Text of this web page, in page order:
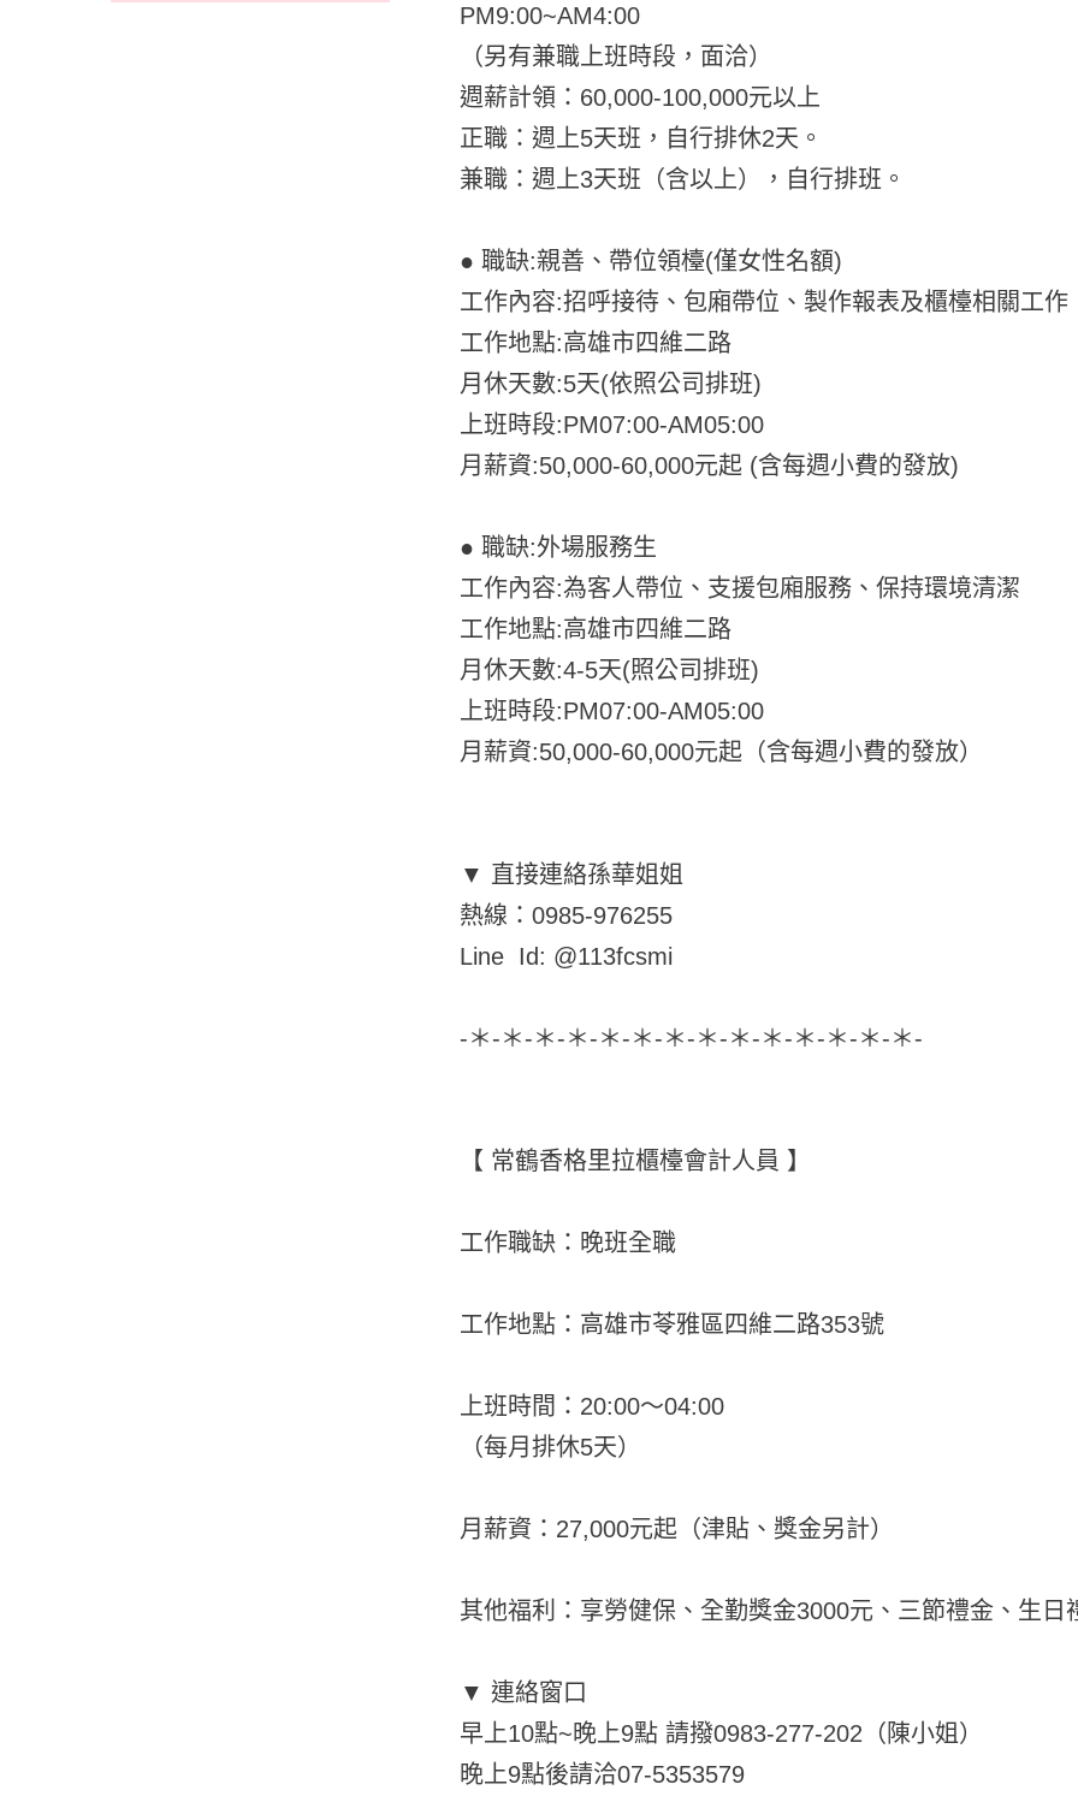
PM9:00~AM4:00
（另有兼職上班時段，面洽）
週薪計領：60,000-100,000元以上
正職：週上5天班，自行排休2天。
兼職：週上3天班（含以上），自行排班。
● 職缺:親善、帶位領檯(僅女性名額)
工作內容:招呼接待、包廂帶位、製作報表及櫃檯相關工作
工作地點:高雄市四維二路
月休天數:5天(依照公司排班)
上班時段:PM07:00-AM05:00
月薪資:50,000-60,000元起 (含每週小費的發放)
● 職缺:外場服務生
工作內容:為客人帶位、支援包廂服務、保持環境清潔
工作地點:高雄市四維二路
月休天數:4-5天(照公司排班)
上班時段:PM07:00-AM05:00
月薪資:50,000-60,000元起（含每週小費的發放）
▼ 直接連絡孫華姐姐
熱線：0985-976255
Line Id: @113fcsmi
-＊-＊-＊-＊-＊-＊-＊-＊-＊-＊-＊-＊-＊-＊-
【 常鶴香格里拉櫃檯會計人員 】
工作職缺：晚班全職
工作地點：高雄市苓雅區四維二路353號
上班時間：20:00～04:00
（每月排休5天）
月薪資：27,000元起（津貼、獎金另計）
其他福利：享勞健保、全勤獎金3000元、三節禮金、生日
▼ 連絡窗口
早上10點~晚上9點 請撥0983-277-202（陳小姐）
晚上9點後請洽07-5353579